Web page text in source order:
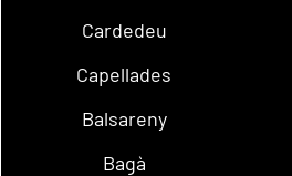
Cardedeu
Capellades
Balsareny
Bagà